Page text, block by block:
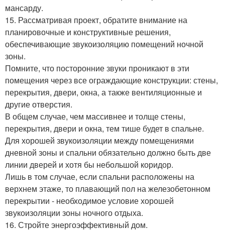
мансарду.
15. Рассматривая проект, обратите внимание на
планировочные и конструктивные решения,
обеспечивающие звукоизоляцию помещений ночной
зоны.
Помните, что посторонние звуки проникают в эти
помещения через все ограждающие конструкции: стены,
перекрытия, двери, окна, а также вентиляционные и
другие отверстия.
В общем случае, чем массивнее и толще стены,
перекрытия, двери и окна, тем тише будет в спальне.
Для хорошей звукоизоляции между помещениями
дневной зоны и спальни обязательно должно быть две
линии дверей и хотя бы небольшой коридор.
Лишь в том случае, если спальни расположены на
верхнем этаже, то плавающий пол на железобетонном
перекрытии - необходимое условие хорошей
звукоизоляции зоны ночного отдыха.
16. Стройте энергоэффективный дом.